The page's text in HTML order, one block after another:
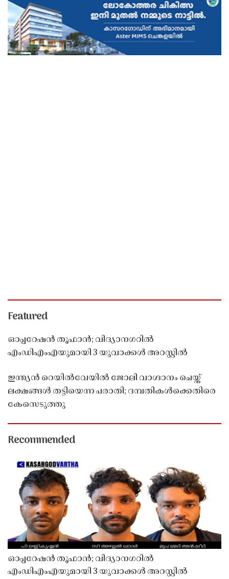
Featured
ഓപ്പറേഷൻ തൂഫാൻ; വിദ്യാനഗറിൽ
എംഡിഎംഎയുമായി 3 യുവാക്കൾ അറസ്റ്റിൽ
ഇന്ത്യൻ റെയിൽവേയിൽ ജോലി വാഗ്ദാനം ചെയ്ത്
ലക്ഷങ്ങൾ തട്ടിയെന്ന പരാതി; ദമ്പതികൾക്കെതിരെ
കേസെടുത്തു
Recommended
ഓപ്പറേഷൻ തൂഫാൻ; വിദ്യാനഗറിൽ
എംഡിഎംഎയുമായി 3 യുവാക്കൾ അറസ്റ്റിൽ